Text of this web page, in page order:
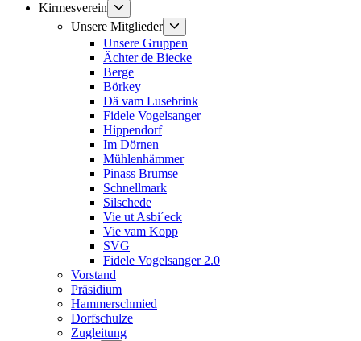
Kirmesverein
anzeigen
Unsere Mitglieder
anzeigen
Unsere Gruppen
Ächter de Biecke
Berge
Börkey
Dä vam Lusebrink
Fidele Vogelsanger
Hippendorf
Im Dörnen
Mühlenhämmer
Pinass Brumse
Schnellmark
Silschede
Vie ut Asbi´eck
Vie vam Kopp
SVG
Fidele Vogelsanger 2.0
Vorstand
Präsidium
Hammerschmied
Dorfschulze
Zugleitung